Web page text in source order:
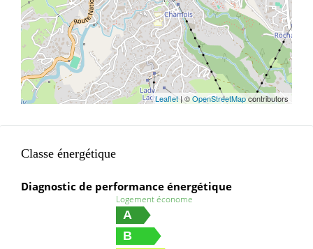
Leaflet| ©OpenStreetMapcontributors
Classe énergétique
Diagnostic de performance énergétique
Logement économe
A
B